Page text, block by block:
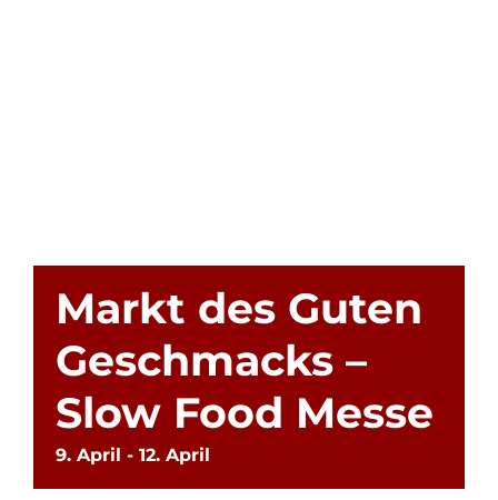
Markt des Guten
Geschmacks –
Slow Food Messe
9. April - 12. April